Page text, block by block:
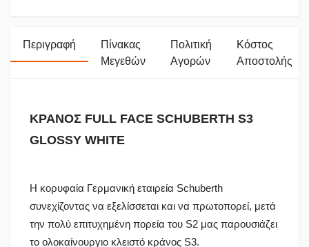
Περιγραφή
Πίνακας
Μεγεθών
Πολιτική
Αγορών
Κόστος
Αποστολής
ΚΡΑΝΟΣ FULL FACE SCHUBERTH S3
GLOSSY WHITE
Η κορυφαία Γερμανική εταιρεία Schuberth
συνεχίζοντας να εξελίσσεται και να πρωτοπορεί, μετά
την πολύ επιτυχημένη πορεία του S2 μας παρουσιάζει
το ολοκαίνουργιο κλειστό κράνος S3.